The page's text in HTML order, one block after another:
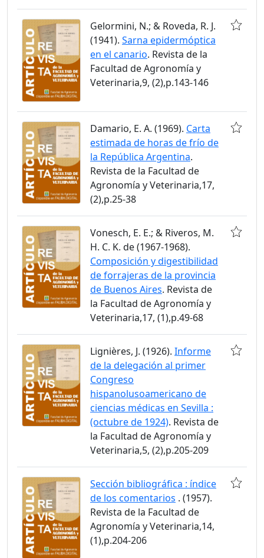
Gelormini, N.; & Roveda, R. J.
(1941). Sarna epidermóptica
en el canario. Revista de la
Facultad de Agronomía y
Veterinaria,9, (2),p.143-146
Damario, E. A. (1969). Carta
estimada de horas de frío de
la República Argentina.
Revista de la Facultad de
Agronomía y Veterinaria,17,
(2),p.25-38
Vonesch, E. E.; & Riveros, M.
H. C. K. de (1967-1968).
Composición y digestibilidad
de forrajeras de la provincia
de Buenos Aires. Revista de
la Facultad de Agronomía y
Veterinaria,17, (1),p.49-68
Lignières, J. (1926). Informe
de la delegación al primer
Congreso
hispanolusoamericano de
ciencias médicas en Sevilla :
(octubre de 1924). Revista de
la Facultad de Agronomía y
Veterinaria,5, (2),p.205-209
Sección bibliográfica : índice
de los comentarios . (1957).
Revista de la Facultad de
Agronomía y Veterinaria,14,
(1),p.204-206